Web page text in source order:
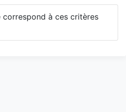
correspond à ces critères